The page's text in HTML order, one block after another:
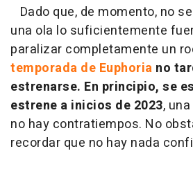
Dado que, de momento, no
una ola lo suficientemente
paralizar completamente un
temporada de Euphoria no
estrenarse. En principio, se
estrene a inicios de 2023,
no hay contratiempos. No
recordar que no hay nada